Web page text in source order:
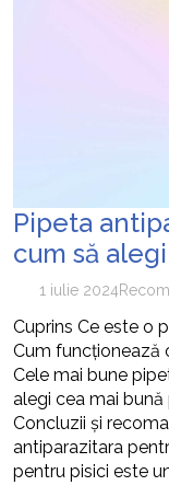
Pipeta
cum să
1 iulie 2024
Cuprins Ce este o
Cum funcționează
Cele mai bune
alegi cea mai
Concluzii și
antiparazitara
pentru pisici este